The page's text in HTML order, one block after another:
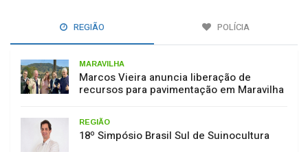
REGIÃO POLÍCIA
MARAVILHA
Marcos Vieira anuncia liberação de
recursos para pavimentação em Maravilha
REGIÃO
18º Simpósio Brasil Sul de Suinocultura